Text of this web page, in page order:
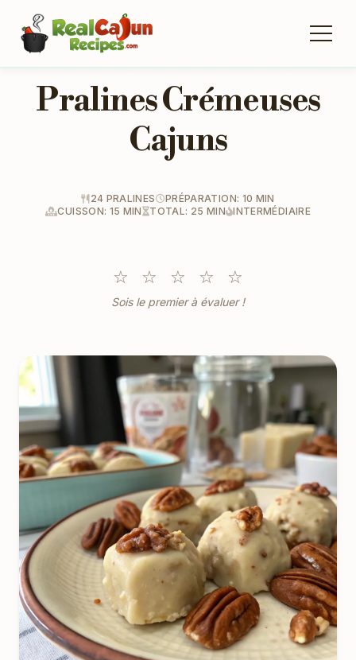
Pralines Crémeuses
Cajuns
24 PRALINES
PRÉPARATION: 10 MIN
CUISSON: 15 MIN
TOTAL: 25 MIN INTERMÉDIAIRE
☆ ☆ ☆ ☆ ☆
Sois le premier à évaluer !